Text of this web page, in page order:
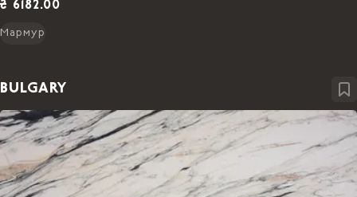
₴ 6182.00
Мармур
BULGARY